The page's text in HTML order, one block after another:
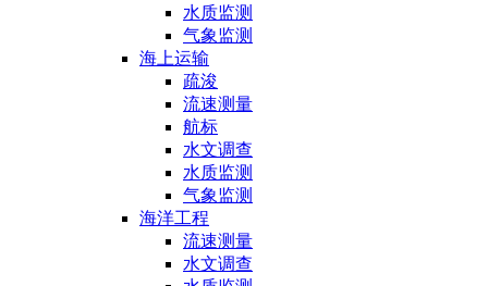
水质监测
气象监测
海上运输
疏浚
流速测量
航标
水文调查
水质监测
气象监测
海洋工程
流速测量
水文调查